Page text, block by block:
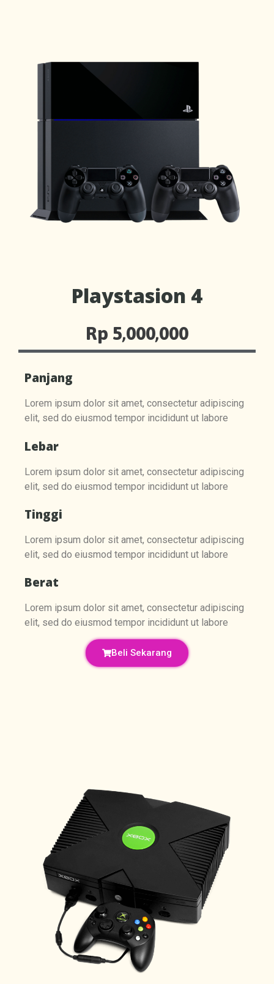
Playstasion 4
Rp 5,000,000
Panjang
Lorem ipsum dolor sit amet, consectetur adipiscing
elit, sed do eiusmod tempor incididunt ut labore
Lebar
Lorem ipsum dolor sit amet, consectetur adipiscing
elit, sed do eiusmod tempor incididunt ut labore
Tinggi
Lorem ipsum dolor sit amet, consectetur adipiscing
elit, sed do eiusmod tempor incididunt ut labore
Berat
Lorem ipsum dolor sit amet, consectetur adipiscing
elit, sed do eiusmod tempor incididunt ut labore
Beli Sekarang